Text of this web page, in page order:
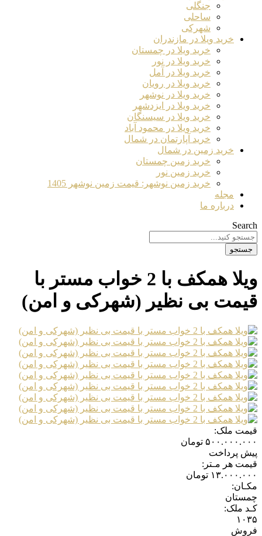
جنگلی
ساحلی
شهرکی
خرید ویلا در مازندران
خرید ویلا در چمستان
خرید ویلا در نور
خرید ویلا در آمل
خرید ویلا در رویان
خرید ویلا در نوشهر
خرید ویلا در ایزدشهر
خرید ویلا در سیسنگان
خرید ویلا در محمود آباد
خرید آپارتمان در شمال
خرید زمین در شمال
خرید زمین چمستان
خرید زمین نور
خرید زمین نوشهر: قیمت زمین نوشهر 1405
مجله
درباره ما
Search
جستجو
ویلا همکف با 2 خواب مستر با
قیمت بی نظیر (شهرکی و امن)
قیمت ملک:
۵۰۰.۰۰۰.۰۰۰ تومان
پیش پرداخت
قیمت هر مـتر:
۱۳.۰۰۰.۰۰۰ تومان
مکـان:
چمستان
کـد ملک:
۱۰۳۵
فروش